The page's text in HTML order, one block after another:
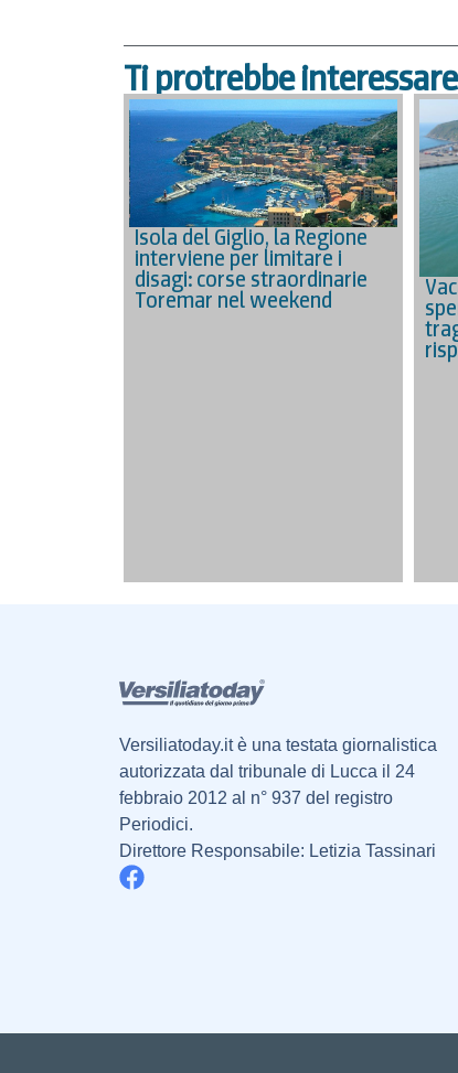
Ti protrebbe interessare
Isola del Giglio, la Regione
interviene per limitare i
disagi: corse straordinarie
Toremar nel weekend
Versiliatoday.it è una testata giornalistica
autorizzata dal tribunale di Lucca il 24
febbraio 2012 al n° 937 del registro
Periodici.
Direttore Responsabile: Letizia Tassinari